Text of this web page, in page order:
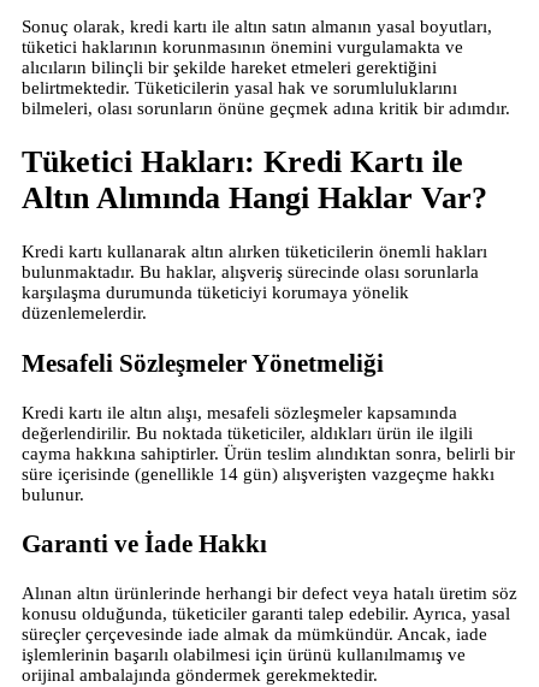
Sonuç olarak, kredi kartı ile altın satın almanın yasal boyutları,
tüketici haklarının korunmasının önemini vurgulamakta ve
alıcıların bilinçli bir şekilde hareket etmeleri gerektiğini
belirtmektedir. Tüketicilerin yasal hak ve sorumluluklarını
bilmeleri, olası sorunların önüne geçmek adına kritik bir adımdır.
Tüketici Hakları: Kredi Kartı ile
Altın Alımında Hangi Haklar Var?
Kredi kartı kullanarak altın alırken tüketicilerin önemli hakları
bulunmaktadır. Bu haklar, alışveriş sürecinde olası sorunlarla
karşılaşma durumunda tüketiciyi korumaya yönelik
düzenlemelerdir.
Mesafeli Sözleşmeler Yönetmeliği
Kredi kartı ile altın alışı, mesafeli sözleşmeler kapsamında
değerlendirilir. Bu noktada tüketiciler, aldıkları ürün ile ilgili
cayma hakkına sahiptirler. Ürün teslim alındıktan sonra, belirli bir
süre içerisinde (genellikle 14 gün) alışverişten vazgeçme hakkı
bulunur.
Garanti ve İade Hakkı
Alınan altın ürünlerinde herhangi bir defect veya hatalı üretim söz
konusu olduğunda, tüketiciler garanti talep edebilir. Ayrıca, yasal
süreçler çerçevesinde iade almak da mümkündür. Ancak, iade
işlemlerinin başarılı olabilmesi için ürünü kullanılmamış ve
orijinal ambalajında göndermek gerekmektedir.